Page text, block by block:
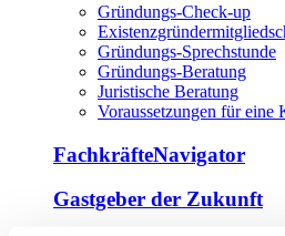
Gründungs-Check-up
Gründungs-Sprechstunde
Gründungs-Beratung
Juristische Beratung
Voraussetzungen für eine
FachkräfteNavigator
Gastgeber der Zukunft